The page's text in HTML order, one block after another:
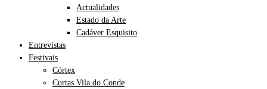
Actualidades
Estado da Arte
Cadáver Esquisito
Entrevistas
Festivais
Córtex
Curtas Vila do Conde